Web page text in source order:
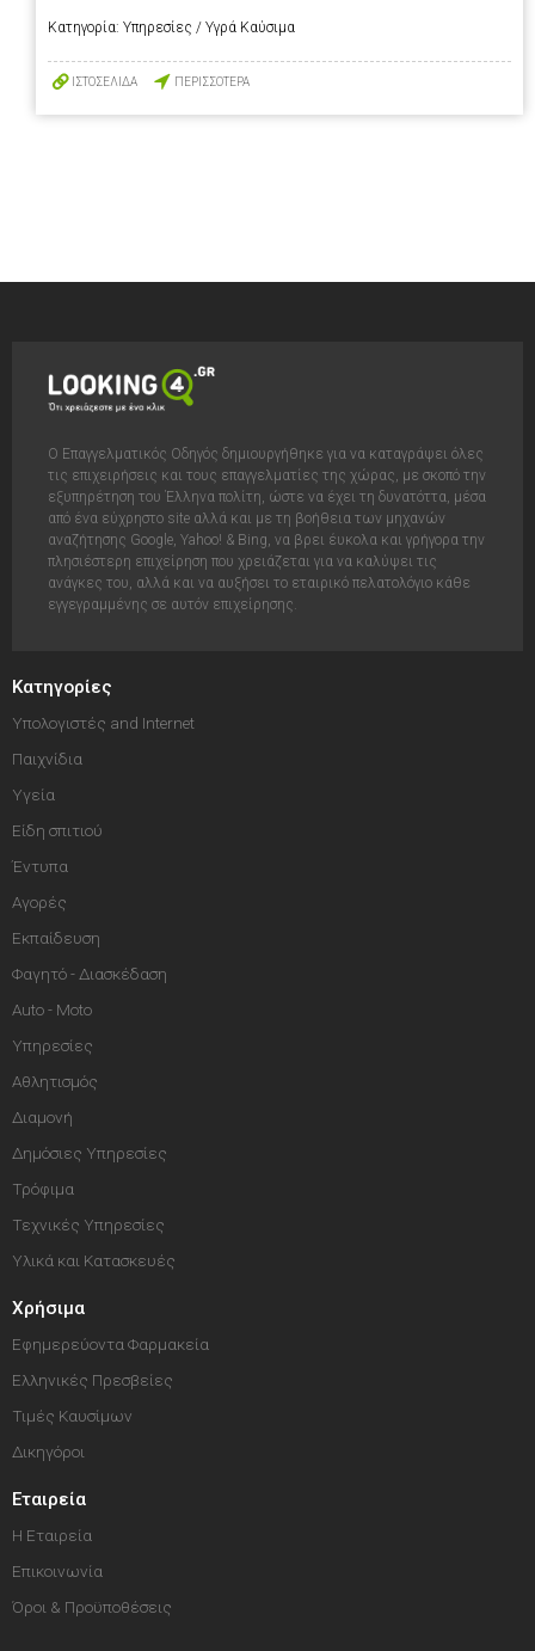
Κατηγορία: Υπηρεσίες / Υγρά Καύσιμα
ΙΣΤΟΣΕΛΙΔΑ ΠΕΡΙΣΣΟΤΕΡΑ
Ο Επαγγελματικός Οδηγός δημιουργήθηκε για να καταγράψει όλες
τις επιχειρήσεις και τους επαγγελματίες της χώρας, με σκοπό την
εξυπηρέτηση του Έλληνα πολίτη, ώστε να έχει τη δυνατόττα, μέσα
από ένα εύχρηστο site αλλά και με τη βοήθεια των μηχανών
αναζήτησης Google, Yahoo! & Bing, να βρει έυκολα και γρήγορα την
πλησιέστερη επιχείρηση που χρειάζεται για να καλύψει τις
ανάγκες του, αλλά και να αυξήσει το εταιρικό πελατολόγιο κάθε
εγγεγραμμένης σε αυτόν επιχείρησης.
Κατηγορίες
Υπολογιστές and Internet
Παιχνίδια
Υγεία
Είδη σπιτιού
Έντυπα
Αγορές
Εκπαίδευση
Φαγητό - Διασκέδαση
Auto - Moto
Υπηρεσίες
Αθλητισμός
Διαμονή
Δημόσιες Υπηρεσίες
Τρόφιμα
Τεχνικές Υπηρεσίες
Υλικά και Κατασκευές
Χρήσιμα
Εφημερεύοντα Φαρμακεία
Ελληνικές Πρεσβείες
Τιμές Καυσίμων
Δικηγόροι
Εταιρεία
Η Εταιρεία
Επικοινωνία
Όροι & Προϋποθέσεις